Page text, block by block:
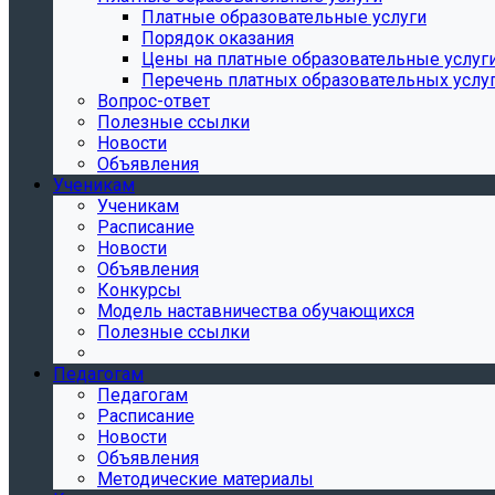
Платные образовательные услуги
Порядок оказания
Цены на платные образовательные
Перечень платных образовательных
Вопрос-ответ
Полезные ссылки
Новости
Объявления
Ученикам
Ученикам
Расписание
Новости
Объявления
Конкурсы
Модель наставничества обучающихся
Полезные ссылки
Педагогам
Педагогам
Расписание
Новости
Объявления
Методические материалы